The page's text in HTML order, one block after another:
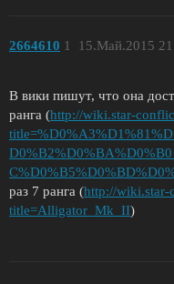
2664610 15.Май.2015
1
В вики пишут, что она
ранга (http://wiki.star-
раз 7 ранга (http://wiki.star-
title=Alligator_Mk_II)